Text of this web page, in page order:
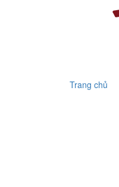
Trang chủ